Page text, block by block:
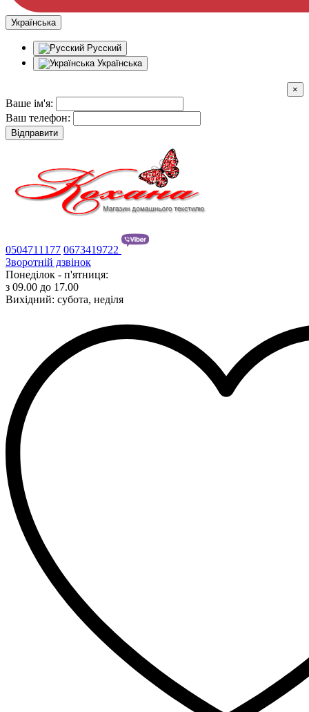
Українська
Русский
Українська
×
Ваше ім'я:
Ваш телефон:
Відправити
0504711177 0673419722
Зворотній дзвінок
Понеділок - п'ятниця:
з 09.00 до 17.00
Вихідний: субота, неділя